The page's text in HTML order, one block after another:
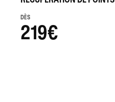
DÈS
219€